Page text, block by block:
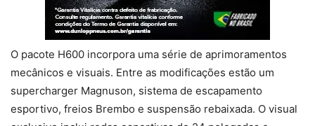
O pacote H600 incorpora uma série de aprimoramentos
mecânicos e visuais. Entre as modificações estão um
supercharger Magnuson, sistema de escapamento
esportivo, freios Brembo e suspensão rebaixada. O visual